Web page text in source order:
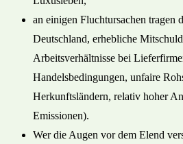
an einigen Fluchtursachen tragen
Deutschland, erhebliche
Arbeitsverhältnisse bei
Handelsbedingungen, unfaire
Herkunftsländern, relativ hoher
Emissionen).
Wer die Augen vor dem Elend